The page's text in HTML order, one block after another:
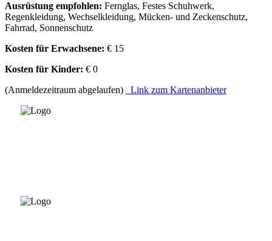
Ausrüstung empfohlen: Fernglas, Festes Schuhwerk,
Regenkleidung, Wechselkleidung, Mücken- und Zeckenschutz,
Fahrrad, Sonnenschutz
Kosten für Erwachsene: € 15
Kosten für Kinder: € 0
(Anmeldezeitraum abgelaufen)
Link zum Kartenanbieter